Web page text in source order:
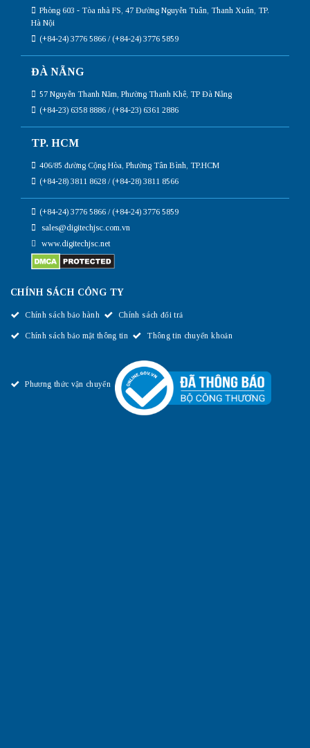
Phòng 603 - Tòa nhà FS, 47 Đường Nguyễn Tuân, Thanh Xuân, TP.
Hà Nội
(+84-24) 3776 5866 / (+84-24) 3776 5859
ĐÀ NẴNG
57 Nguyễn Thanh Năm, Phường Thanh Khê, TP Đà Nẵng
(+84-23) 6358 8886 / (+84-23) 6361 2886
TP. HCM
406/85 đường Cộng Hòa, Phường Tân Bình, TP.HCM
(+84-28) 3811 8628 / (+84-28) 3811 8566
(+84-24) 3776 5866 / (+84-24) 3776 5859
sales@digitechjsc.com.vn
www.digitechjsc.net
CHÍNH SÁCH CÔNG TY
Chính sách bảo hành Chính sách đổi trả
Chính sách bảo mật thông tin Thông tin chuyển khoản
Phương thức vận chuyển